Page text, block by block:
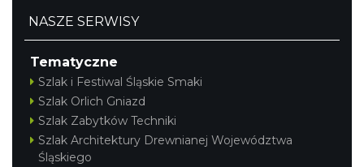
NASZE SERWISY
Tematyczne
Szlak i Festiwal Śląskie Smaki
Szlak Orlich Gniazd
Szlak Zabytków Techniki
Szlak Architektury Drewnianej Województwa
Śląskiego